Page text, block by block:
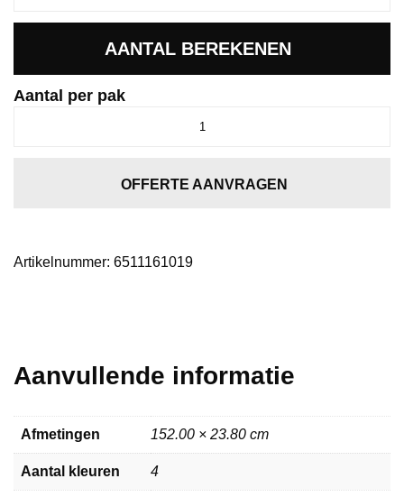
AANTAL BEREKENEN
Aantal per pak
OFFERTE AANVRAGEN
Artikelnummer: 6511161019
Aanvullende informatie
Afmetingen 152.00 × 23.80 cm
Aantal kleuren 4